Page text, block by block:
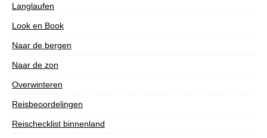
Langlaufen
Look en Book
Naar de bergen
Naar de zon
Overwinteren
Reisbeoordelingen
Reischecklist binnenland